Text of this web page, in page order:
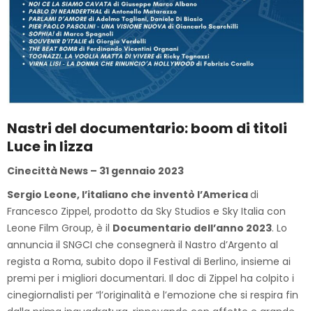
Nastri del documentario: boom di titoli
Luce in lizza
Cinecittà News – 31 gennaio 2023
Sergio Leone, l’italiano che inventò l’Americadi
Francesco Zippel, prodotto da Sky Studios e Sky Italia con
Leone Film Group, è il Documentario dell’anno 2023. Lo
annuncia il SNGCI che consegnerà il Nastro d’Argento al
regista a Roma, subito dopo il Festival di Berlino, insieme ai
premi per i migliori documentari. Il doc di Zippel ha colpito i
cinegiornalisti per “l’originalità e l’emozione che si respira fin